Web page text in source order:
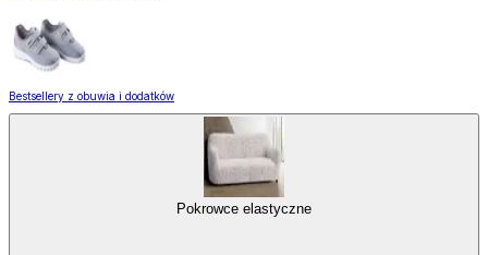
Bestsellery z obuwia i dodatków
Pokrowce elastyczne